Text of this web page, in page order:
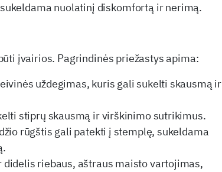
nuolatinį diskomfortą ir nerimą.
įvairios. Pagrindinės priežastys apima:
uždegimas, kuris gali sukelti skausmą ir
stiprų skausmą ir virškinimo sutrikimus.
rūgštis gali patekti į stemplę, sukeldama
riebaus, aštraus maisto vartojimas,